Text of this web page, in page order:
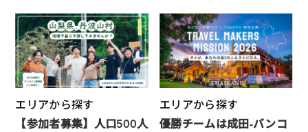
エリアから探す
【参加者募集】人口500人
エリアから探す
優勝チームは成田-バンコ